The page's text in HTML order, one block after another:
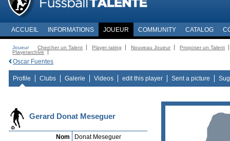
ACCUEIL INFORMATIONS JOUEUR COMMUNITY CATALOG
Joueur Chercher un Talent Player rating Nouveau Joueur
Proposer un Talent
Playerarchive
Oscar Fuentes
Profile Clubs Galerie Videos edit this player Sent a picture
Gerard Donat Meseguer
Nom
Donat Meseguer